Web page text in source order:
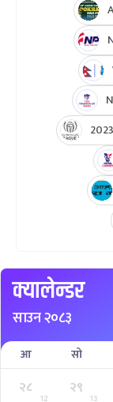
क्यालेन्डर
साउन २०८३
आ सो
२८
12
२९
13